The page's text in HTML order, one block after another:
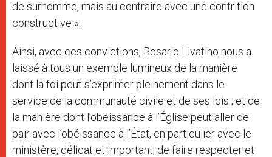
de surhomme, mais au contraire avec une contrition
constructive ».
Ainsi, avec ces convictions, Rosario Livatino nous a
laissé à tous un exemple lumineux de la manière
dont la foi peut s’exprimer pleinement dans le
service de la communauté civile et de ses lois ; et de
la manière dont l’obéissance à l’Église peut aller de
pair avec l’obéissance à l’État, en particulier avec le
ministère, délicat et important, de faire respecter et